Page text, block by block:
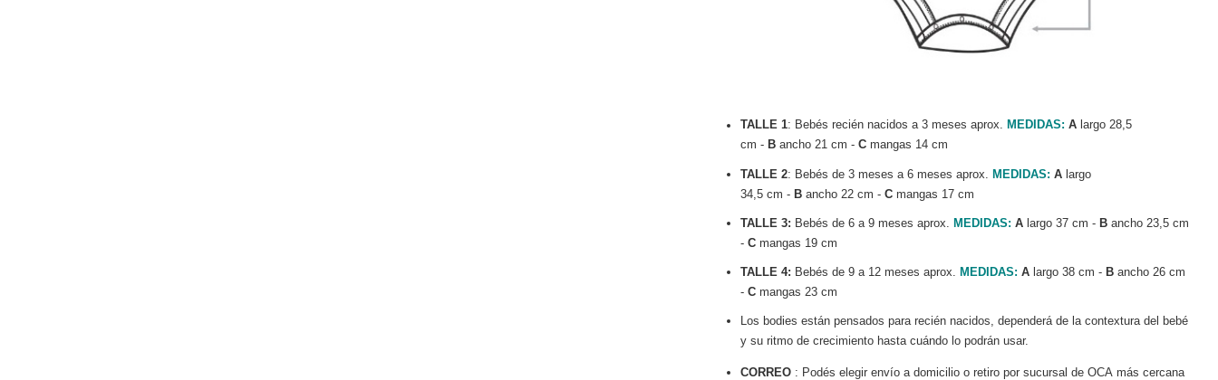
TALLE 1: Bebés recién nacidos a 3 meses aprox. MEDIDAS: Alargo 28,5
cm - Bancho 21 cm - Cmangas 14 cm
TALLE 2: Bebés de 3 meses a 6 meses aprox. MEDIDAS: Alargo
34,5 cm - Bancho 22 cm - C mangas 17 cm
TALLE 3: Bebés de 6 a 9 meses aprox. MEDIDAS: Alargo 37 cm - Bancho 23,5 cm
- Cmangas 19 cm
TALLE 4: Bebés de 9 a 12 meses aprox. MEDIDAS: Alargo 38 cm -Bancho 26 cm
- Cmangas 23 cm
Los bodies están pensados para recién nacidos, dependerá de la contextura del bebé
y su ritmo de crecimiento hasta cuándo lo podrán usar.
CORREO : Podés elegir envío a domicilio o retiro por sucursal de OCA más cercana